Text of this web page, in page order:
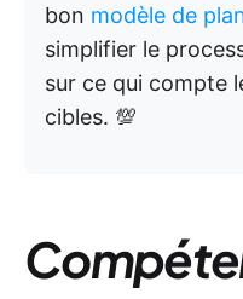
bon modèle de
simplifier le
sur ce qui compte
cibles. 💯